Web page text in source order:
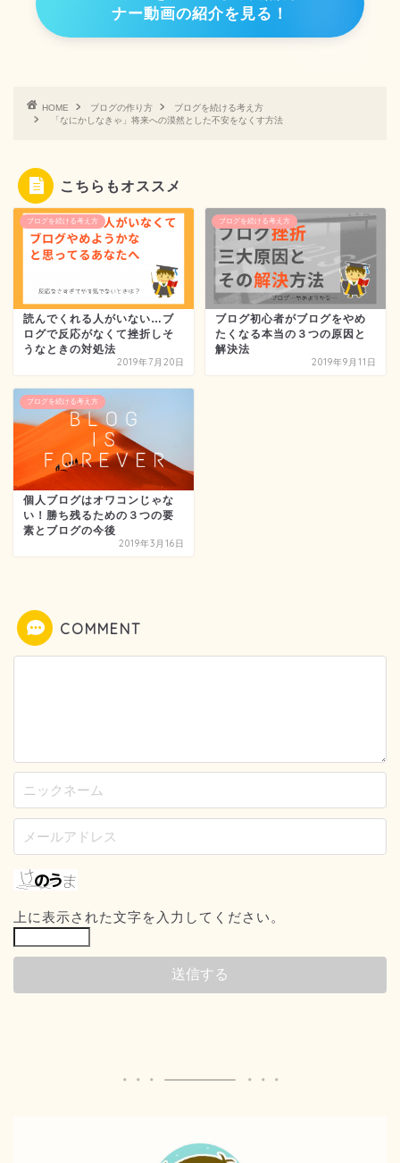
ナー動画の紹介を見る！
HOME ブログの作り方
ブログを続ける考え方
「なにかしなきゃ」将来への漠然とした不安をなくす方法
こちらもオススメ
ブログを続ける考え方
読んでくれる人がいない…ブ
ログで反応がなくて挫折しそ
うなときの対処法
2019年7月20日
ブログを続ける考え方
ブログ初心者がブログをやめ
たくなる本当の３つの原因と
解決法
2019年9月11日
ブログを続ける考え方
個人ブログはオワコンじゃな
い！勝ち残るための３つの要
素とブログの今後
2019年3月16日
COMMENT
上に表示された文字を入力してください。